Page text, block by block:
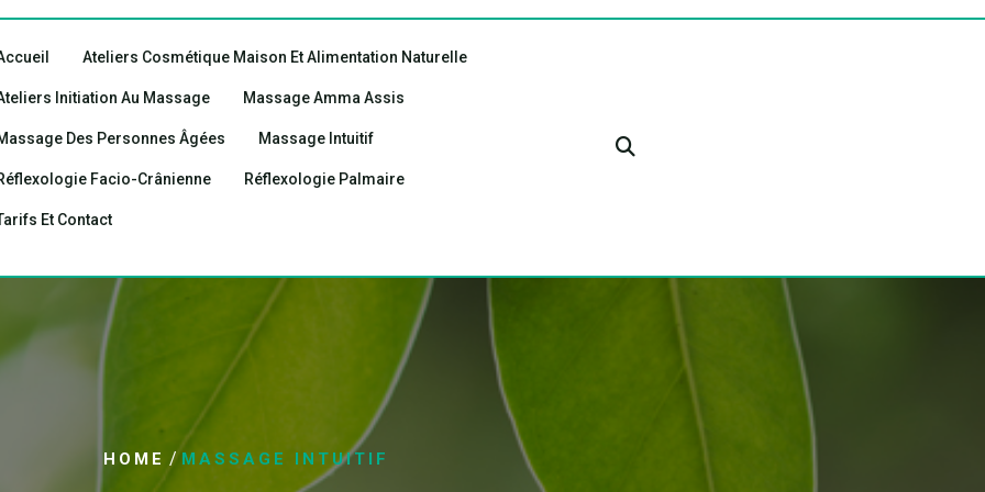
Ateliers Cosmétique Maison Et Alimentation Naturelle
Initiation Au Massage Massage Amma Assis
Des Personnes Âgées Massage Intuitif
Facio-Crânienne Réflexologie Palmaire
Et Contact
HOME / MASSAGE INTUITIF